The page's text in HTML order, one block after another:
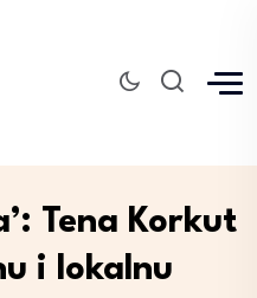
Tena Korkut
i lokalnu